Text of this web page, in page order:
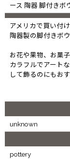
ース 陶器 脚付きボ
アメリカで買い付け
陶器製の脚付きボウ
お花や果物、お菓
カラフルでアート
して飾るのにもお
unknown
pottery